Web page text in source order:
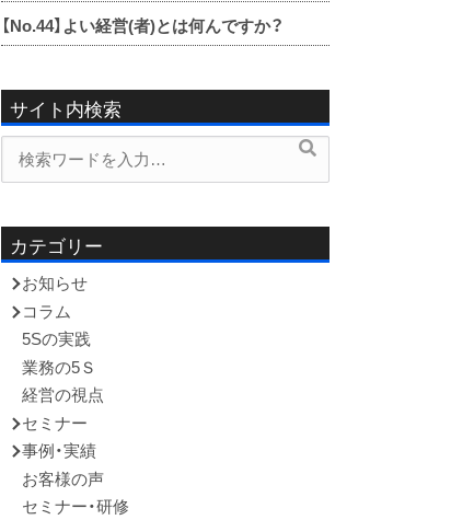
【No.44】 よい経営(者)とは何んですか？
サイト内検索
カテゴリー
お知らせ
コラム
5Sの実践
業務の5Ｓ
経営の視点
セミナー
事例・実績
お客様の声
セミナー・研修